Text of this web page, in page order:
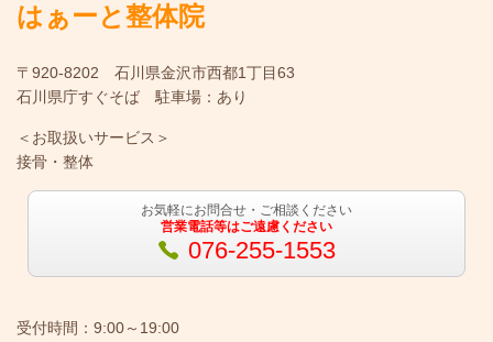
はぁーと整体院
〒920-8202 石川県金沢市西都1丁目63
石川県庁すぐそば 駐車場：あり
＜お取扱いサービス＞
接骨・整体
お気軽にお問合せ・ご相談ください
営業電話等はご遠慮ください
076-255-1553
受付時間：9:00～19:00